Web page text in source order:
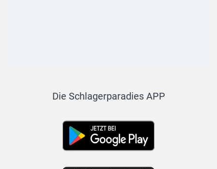
Die Schlagerparadies APP